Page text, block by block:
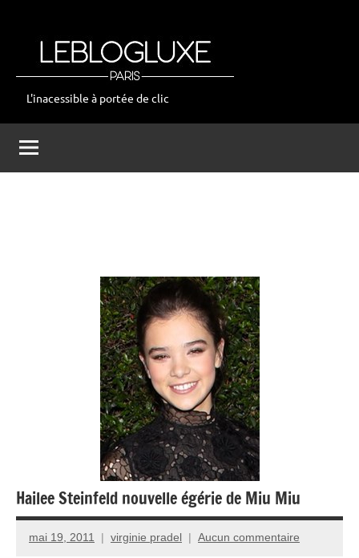
leblogluxe
L'inacessible à portée de clic
Hailee Steinfeld nouvelle égérie de Miu Miu
mai 19, 2011 virginie pradel Aucun commentaire